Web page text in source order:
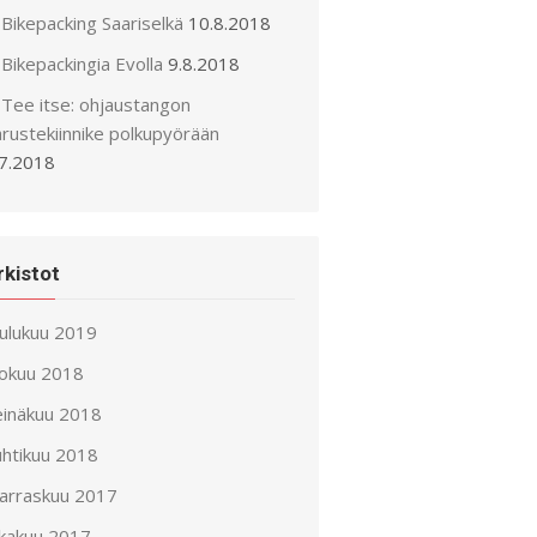
Bikepacking Saariselkä 10.8.2018
Bikepackingia Evolla 9.8.2018
Tee itse: ohjaustangon
polkupyörään
2019
2018
2018
2018
2017